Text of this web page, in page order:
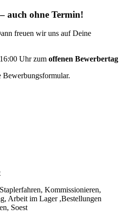
auch ohne Termin!
freuen wir uns auf Deine
Uhr zum offenen Bewerbertag
Bewerbungsformular.
Kommissionieren,
Arbeit im Lager ,Bestellungen
Soest